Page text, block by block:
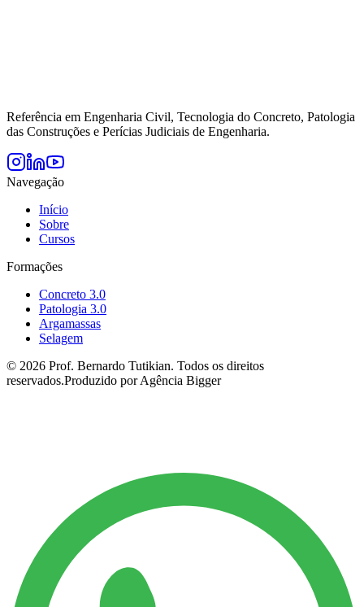
Referência em Engenharia Civil, Tecnologia do Concreto, Patologia
das Construções e Perícias Judiciais de Engenharia.
Navegação
Início
Sobre
Cursos
Formações
Concreto 3.0
Patologia 3.0
Argamassas
Selagem
© 2026 Prof. Bernardo Tutikian. Todos os direitos
reservados.Produzido por Agência Bigger